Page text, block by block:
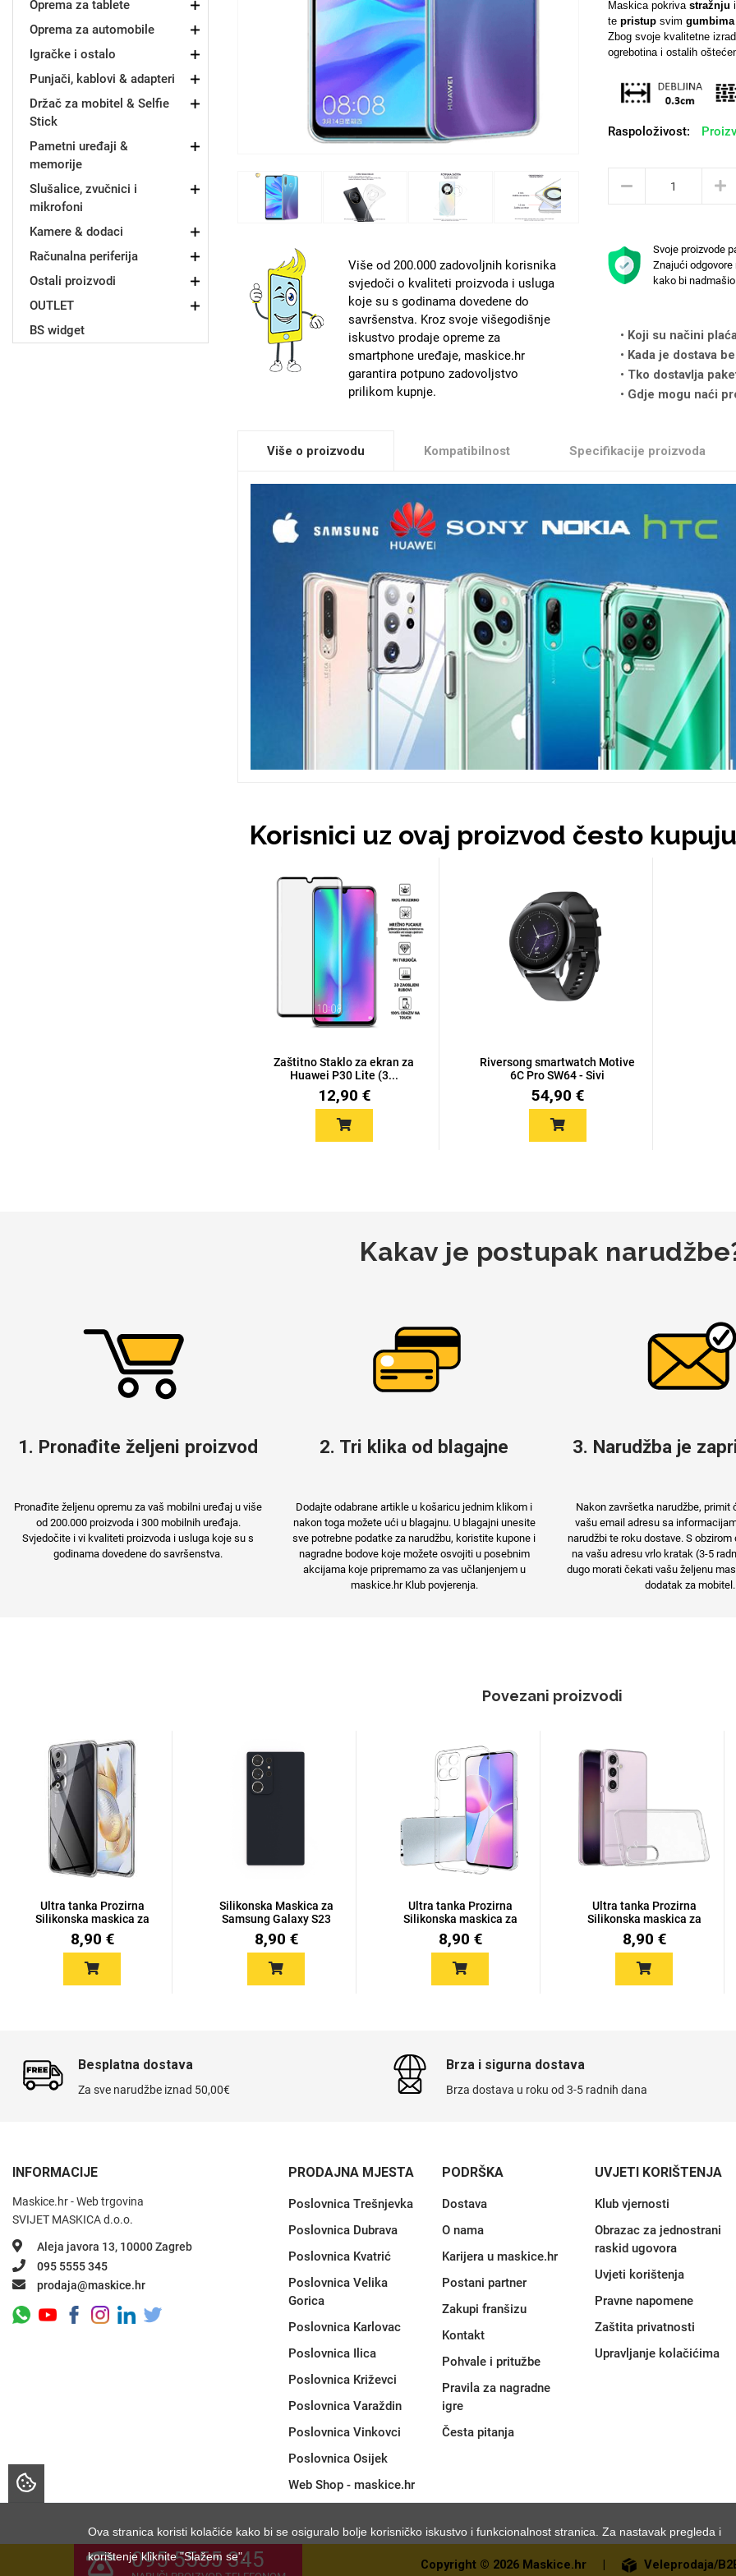
Oprema za tablete
Oprema za automobile
Igračke i ostalo
Punjači, kablovi & adapteri
Držač za mobitel & Selfie
Stick
Pametni uređaji &
memorije
Slušalice, zvučnici i
mikrofoni
Kamere & dodaci
Računalna periferija
Ostali proizvodi
OUTLET
BS widget
Više od 200.000 zadovoljnih korisnika
svjedoči o kvaliteti proizvoda i usluga
koje su s godinama dovedene do
savršenstva. Kroz svoje višegodišnje
iskustvo prodaje opreme za
smartphone uređaje, maskice.hr
garantira potpuno zadovoljstvo
prilikom kupnje.
Maskica pokriva stražnju
te pristupsvim gumbima
Zbog svoje kvalitetne
ogrebotina i ostalih
Raspoloživost:
Svoje proizvode
Znajući
kako bi
Koji su načini
Kada je dostava
Tko dostavlja
Gdje mogu naći
Više o proizvodu Kompatibilnost Specifikacije proizvoda
Korisnici uz ovaj proizvod često kupuju
Zaštitno Staklo za ekran za
Huawei P30 Lite (3...
12,90 €
Riversong smartwatch Motive
6C Pro SW64 - Sivi
54,90 €
Kakav je postupak
1. Pronađite željeni proizvod
Pronađite željenu opremu za vaš mobilni uređaj u više
od 200.000 proizvoda i 300 mobilnih uređaja.
Svjedočite i vi kvaliteti proizvoda i usluga koje su s
godinama dovedene do savršenstva.
2. Tri klika od blagajne
Dodajte odabrane artikle u košaricu jednim klikom i
nakon toga možete ući u blagajnu. U blagajni unesite
sve potrebne podatke za narudžbu, koristite kupone i
nagradne bodove koje možete osvojiti u posebnim
akcijama koje pripremamo za vas učlanjenjem u
maskice.hr Klub povjerenja.
3. Narudžba je
Nakon završetka narudžbe, primit
vašu email adresu sa
narudžbi te roku dostave. S obzirom
na vašu adresu vrlo kratak (3-5
dugo morati čekati vašu željenu
dodatak za mobitel.
Povezani proizvodi
Ultra tanka Prozirna
Silikonska maskica za
Hon...
8,90 €
Silikonska Maskica za
Samsung Galaxy S23
Ultra...
8,90 €
Ultra tanka Prozirna
Silikonska maskica za
Hon...
8,90 €
Ultra tanka Prozirna
Silikonska maskica za
Sam...
8,90 €
Besplatna dostava
Za sve narudžbe iznad 50,00€
Brza i sigurna dostava
Brza dostava u roku od 3-5 radnih dana
INFORMACIJE
Maskice.hr - Web trgovina
SVIJET MASKICA d.o.o.
Aleja javora 13, 10000 Zagreb
095 5555 345
prodaja@maskice.hr
PRODAJNA MJESTA
Poslovnica Trešnjevka
Poslovnica Dubrava
Poslovnica Kvatrić
Poslovnica Velika
Gorica
Poslovnica Karlovac
Poslovnica Ilica
Poslovnica Križevci
Poslovnica Varaždin
Poslovnica Vinkovci
Poslovnica Osijek
Web Shop - maskice.hr
PODRŠKA
Dostava
O nama
Karijera u maskice.hr
Postani partner
Zakupi franšizu
Kontakt
Pohvale i pritužbe
Pravila za nagradne
igre
Česta pitanja
UVJETI KORIŠTENJA
Klub vjernosti
Obrazac za jednostrani
raskid ugovora
Uvjeti korištenja
Pravne napomene
Zaštita privatnosti
Upravljanje kolačićima
Copyright © 2026 Maskice.hr | Veleprodaja/
095 5555 345
Ova stranica koristi kolačiće kako bi se osiguralo bolje korisničko iskustvo i funkcionalnost stranica. Za nastavak pregleda i
korištenje kliknite "Slažem se".
Croatos Najprodavanije - TOP 100
Unicorn kolekcija
I Need Some Space
Monogrami
Mandale / Cvjetni motivi
MarbleMania
Punjači za mobitel Spigen maskice
Univerzalno kaljeno staklo
Univerzalne futrole i
maskice
LCD Tablet
Ostali držači
AUX kablovi Adapteri za mobitel